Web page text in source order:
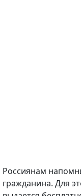
Россиянам
гражданина. Для